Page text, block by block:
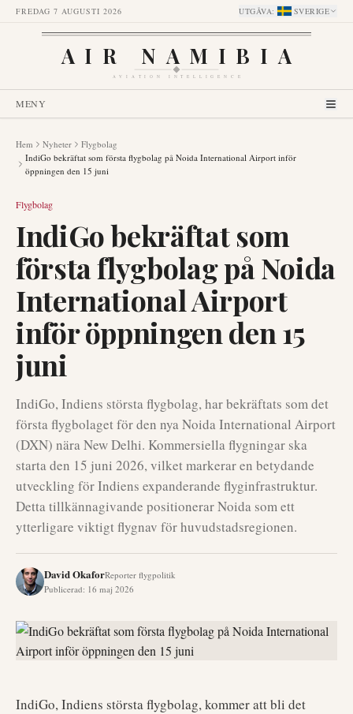
FREDAG 7 AUGUSTI 2026 UTGÅVA: SVERIGE
AIR NAMIBIA
AVIATION INTELLIGENCE
MENY
Hem Nyheter
Flygbolag
IndiGo bekräftat som första flygbolag på Noida International Airport inför
öppningen den 15 juni
Flygbolag
IndiGo bekräftat som
första flygbolag på Noida
International Airport
inför öppningen den 15
juni
IndiGo, Indiens största flygbolag, har bekräftats som det
första flygbolaget för den nya Noida International Airport
(DXN) nära New Delhi. Kommersiella flygningar ska
starta den 15 juni 2026, vilket markerar en betydande
utveckling för Indiens expanderande flyginfrastruktur.
Detta tillkännagivande positionerar Noida som ett
ytterligare viktigt flygnav för huvudstadsregionen.
David OkaforReporter flygpolitik
Publicerad: 16 maj 2026
IndiGo, Indiens största flygbolag, kommer att bli det